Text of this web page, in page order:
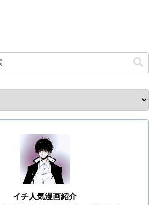
イチ人気漫画紹介